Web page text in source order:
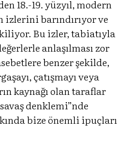
18.-19. yüzyıl, modern
izlerini barındırıyor ve
Bu izler, tabiatıyla
anlaşılması zor
benzer şekilde,
çatışmayı veya
kaynağı olan taraflar
denklemi”nde
bize önemli ipuçları